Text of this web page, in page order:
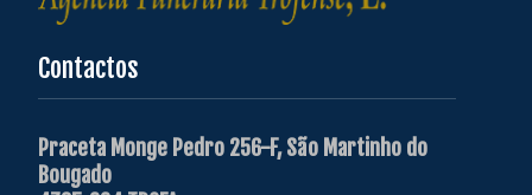
Contactos
Praceta Monge Pedro 256-F, São Martinho do
Bougado